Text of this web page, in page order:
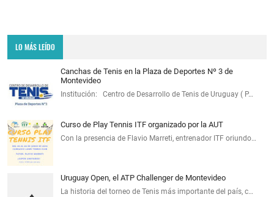
LO MÁS LEÍDO
Canchas de Tenis en la Plaza de Deportes Nº 3 de
Montevideo
Institución: Centro de Desarrollo de Tenis de Uruguay ( P…
Curso de Play Tennis ITF organizado por la AUT
Con la presencia de Flavio Marreti, entrenador ITF oriundo…
Uruguay Open, el ATP Challenger de Montevideo
La historia del torneo de Tenis más importante del país, c…